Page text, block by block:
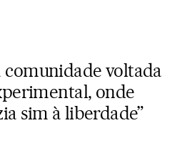
comunidade voltada
onde
sim à liberdade”